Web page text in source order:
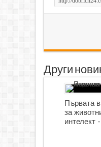
Други
Първата
за
интелект